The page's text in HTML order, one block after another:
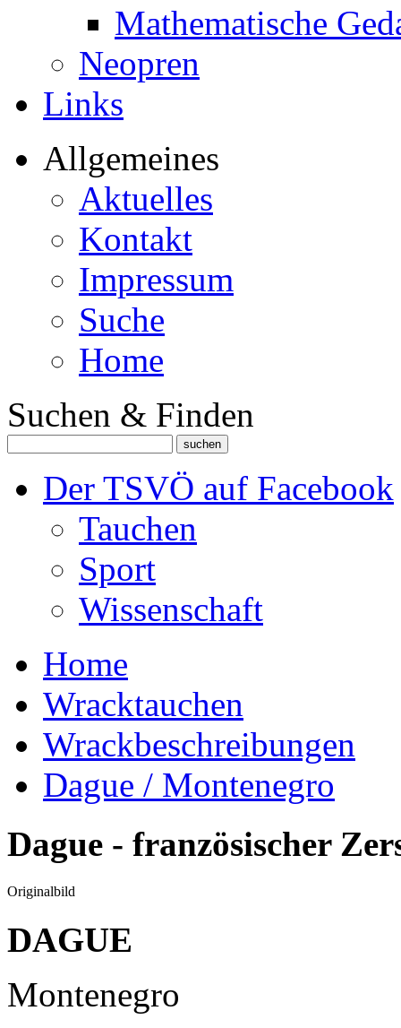
Mathematische
Neopren
Links
Allgemeines
Aktuelles
Kontakt
Impressum
Suche
Home
Suchen & Finden
Der TSVÖ auf Facebook
Tauchen
Sport
Wissenschaft
Home
Wracktauchen
Wrackbeschreibungen
Dague / Montenegro
Dague - französischer
Originalbild
DAGUE
Montenegro